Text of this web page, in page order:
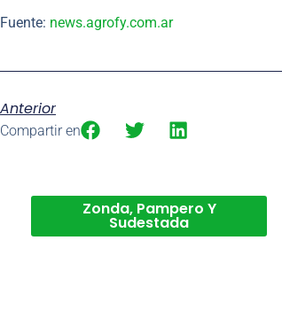
Fuente: news.agrofy.com.ar
Anterior
Compartir en
Zonda, Pampero Y
Sudestada